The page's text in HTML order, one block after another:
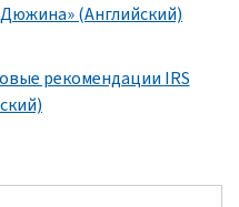
Дюжина» (Английский)
рекомендации IRS